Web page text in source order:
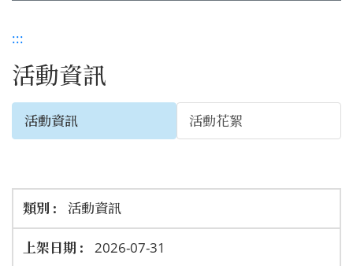
:::
活動資訊
活動資訊 活動花絮
活動資訊
2026-07-31